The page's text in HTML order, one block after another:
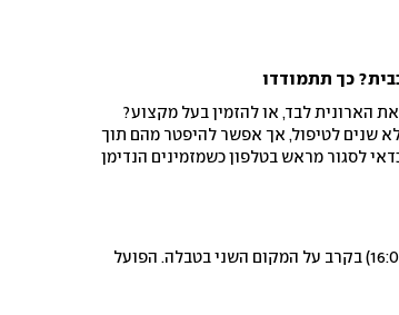
כך תתמודדו
הארונית לבד, או להזמין בעל מקצוע?
שנים לטיפול, אך אפשר להיפטר מהם תוך
לסגור מראש בטלפון כשמזמינים הנדימן
מכבי תל אביב תארח את מכבי ראשון לציון (16:00) בקרב על המקום השני בטבלה. הפועל